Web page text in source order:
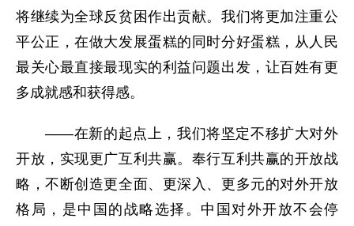
将继续为全球反贫困作出贡献。我们将更加注重公
平公正，在做大发展蛋糕的同时分好蛋糕，从人民
最关心最直接最现实的利益问题出发，让百姓有更
多成就感和获得感。
——在新的起点上，我们将坚定不移扩大对外
开放，实现更广互利共赢。奉行互利共赢的开放战
略，不断创造更全面、更深入、更多元的对外开放
格局，是中国的战略选择。中国对外开放不会停